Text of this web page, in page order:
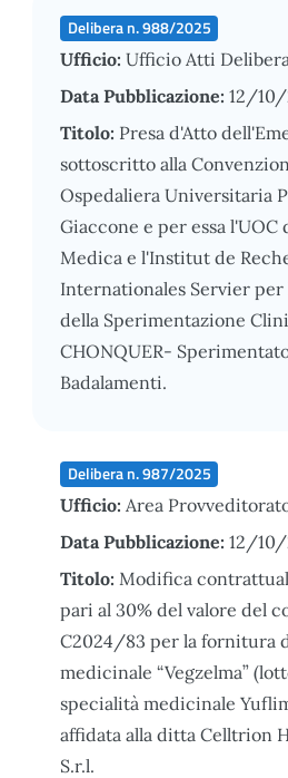
Delibera n. 988/2025
Ufficio: Ufficio Atti
Data Pubblicazione: 12/10/
Titolo: Presa d'Atto
sottoscritto alla
Ospedaliera Universitaria
Giaccone e per essa l'UOC
Medica e l'Institut de
Internationales Servier
della Sperimentazione
CHONQUER-
Badalamenti.
Delibera n. 987/2025
Ufficio: Area
Data Pubblicazione: 12/10/
Titolo: Modifica
pari al 30% del valore del
C2024/83 per la fornitura
medicinale “Vegzelma”
specialità medicinale
affidata alla ditta Celltrion
S.r.l.